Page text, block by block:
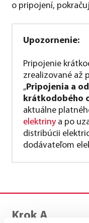
o pripojení,
Upozornenie:
Pripojenie
zrealizované až
„Pripojenia a
krátkodobého
aktuálne
elektrinya po
distribúcii
dodávateľom
Krok A